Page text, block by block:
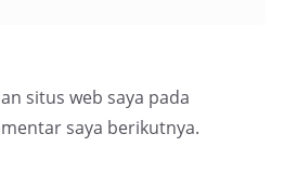
situs web saya pada
saya berikutnya.